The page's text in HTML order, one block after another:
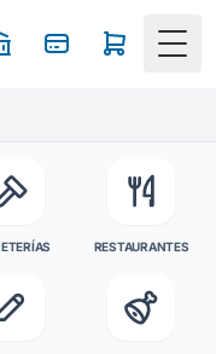
RESTAURANTES